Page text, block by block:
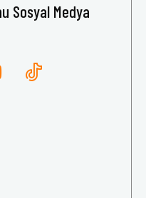
Sosyal Medya